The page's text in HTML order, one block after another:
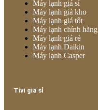
Máy lạnh giá sỉ
Máy lạnh giá kho
Máy lạnh giá tốt
Máy lạnh chính hãng
Máy lạnh giá rẻ
Máy lạnh Daikin
Máy lạnh Casper
Tivi giá sỉ